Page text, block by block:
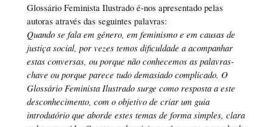
Glossário Feminista Ilustrado é-nos apresentado pelas
autoras através das seguintes palavras:
Quando se fala em género, em feminismo e em causas de
justiça social, por vezes temos dificuldade a acompanhar
estas conversas, ou porque não conhecemos as palavras-
chave ou porque parece tudo demasiado complicado. O
Glossário Feminista Ilustrado surge como resposta a este
desconhecimento, com o objetivo de criar um guia
introdutório que aborde estes temas de forma simples, clara